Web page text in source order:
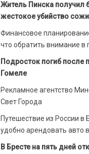
Житель Пинска получил
жестокое убийство
Финансовое
что обратить внимание в
Подросток погиб после
Гомеле
Рекламное агентство
Свет Города
Путешествие из России в
удобно арендовать авто
В Бресте на пять дней